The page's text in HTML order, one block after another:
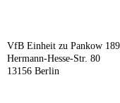
VfB Einheit zu Pankow
Hermann-Hesse-Str. 80
13156 Berlin